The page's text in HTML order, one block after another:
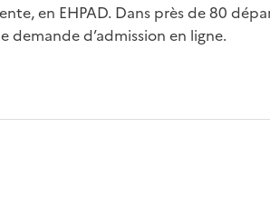
en EHPAD. Dans près de 80
demande d’admission en ligne.